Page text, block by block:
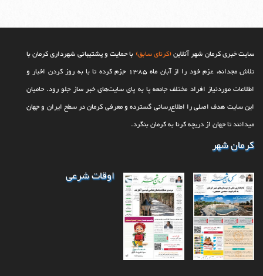
سایت خبری کرمان شهر آنلاین(کرنای سابق) با حمایت و پشتیبانی شهرداری کرمان با
تلاش مجدانه، عزم خود را از آبان ماه 1385 جزم کرده تا با به روز کردن اخبار و
اطلاعات موردنیاز افراد مختلف جامعه پا به پای سایت‌های خبر ساز جلو رود. حامیان
این سایت هدف اصلی را اطلاع‌رسانی گسترده و معرفی کرمان در سطح ایران و جهان
می‎‏دانند تا جهان از دریچه کرنا به کرمان بنگرد.
کرمان شهر
اوقات شرعی